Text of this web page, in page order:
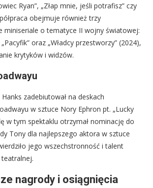
Ryan”, „Złap mnie, jeśli potrafisz” czy
obejmuje również trzy
miniseriale o tematyce II wojny światowej:
oraz „Władcy przestworzy” (2024),
krytyków i widzów.
zadebiutował na deskach
w sztuce Nory Ephron pt. „Lucky
w tym spektaklu otrzymał nominację do
Tony dla najlepszego aktora w sztuce
jego wszechstronność i talent
nagrody i osiągnięcia